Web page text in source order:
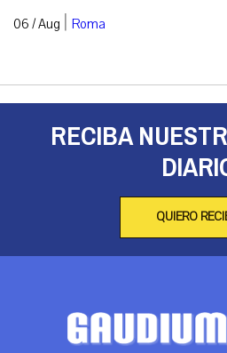
06 / Aug | Roma
RECIBA
QUIERO